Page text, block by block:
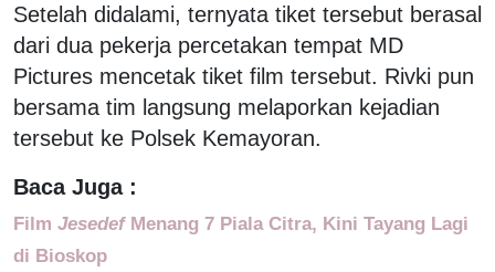
Setelah didalami, ternyata tiket tersebut berasal
dari dua pekerja percetakan tempat MD
Pictures mencetak tiket film tersebut. Rivki pun
bersama tim langsung melaporkan kejadian
tersebut ke Polsek Kemayoran.
Baca Juga :
Film JesedefMenang 7 Piala Citra, Kini Tayang Lagi
di Bioskop